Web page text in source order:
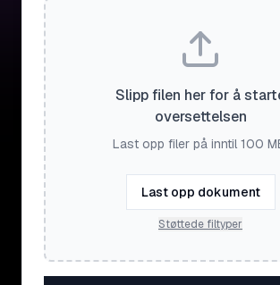
Slipp filen her for å
oversettelsen
Last opp filer på inntil 100
Last opp dokument
Støttede filtyper